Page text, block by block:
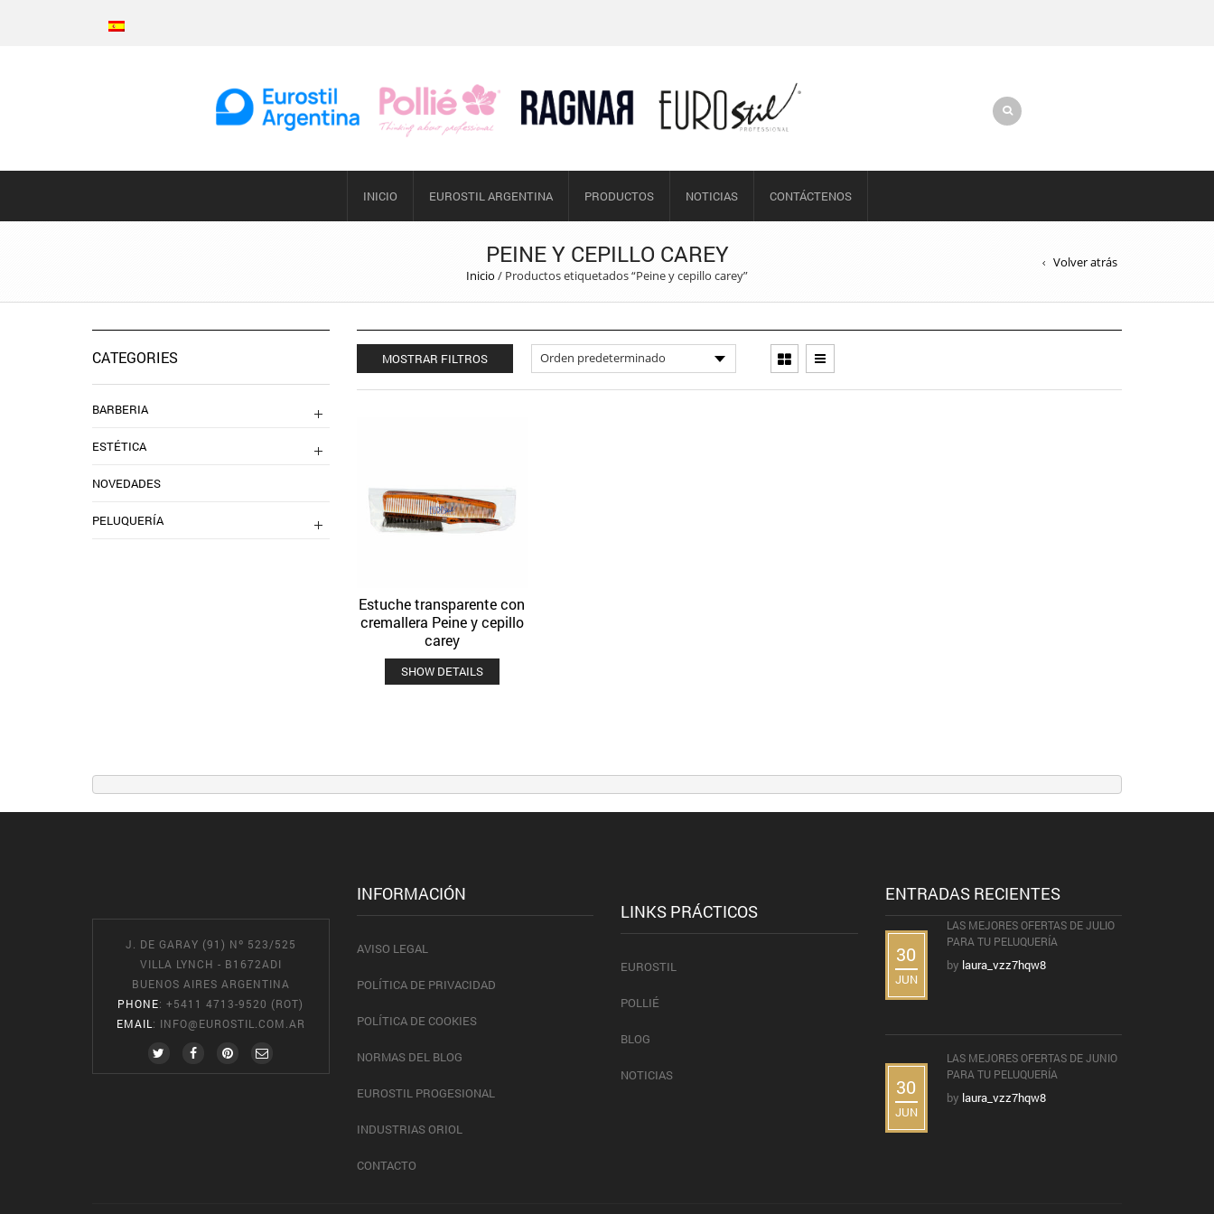
INICIO EUROSTIL ARGENTINA PRODUCTOS NOTICIAS CONTÁCTENOS
PEINE Y CEPILLO CAREY
Inicio/ Productos etiquetados “Peine y cepillo carey”
Volver atrás
MOSTRAR FILTROS
Añadir a la lista de deseos Quick View
Estuche transparente con
cremallera Peine y cepillo
carey
SHOW DETAILS
CATEGORIES
BARBERIA
ESTÉTICA
NOVEDADES
PELUQUERÍA
J. DE GARAY (91) Nº 523/525
VILLA LYNCH - B1672ADI
BUENOS AIRES ARGENTINA
PHONE: +5411 4713-9520 (ROT)
EMAIL: INFO@EUROSTIL.COM.AR
INFORMACIÓN
AVISO LEGAL
POLÍTICA DE PRIVACIDAD
POLÍTICA DE COOKIES
NORMAS DEL BLOG
EUROSTIL PROGESIONAL
INDUSTRIAS ORIOL
CONTACTO
LINKS PRÁCTICOS
EUROSTIL
POLLIÉ
BLOG
NOTICIAS
ENTRADAS RECIENTES
30
JUN
LAS MEJORES OFERTAS DE JULIO
PARA TU PELUQUERÍA
by laura_vzz7hqw8
30
JUN
LAS MEJORES OFERTAS DE JUNIO
PARA TU PELUQUERÍA
by laura_vzz7hqw8